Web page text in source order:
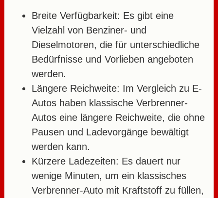
Breite Verfügbarkeit: Es gibt eine
Vielzahl von Benziner- und
Dieselmotoren, die für unterschiedliche
Bedürfnisse und Vorlieben angeboten
werden.
Längere Reichweite: Im Vergleich zu E-
Autos haben klassische Verbrenner-
Autos eine längere Reichweite, die ohne
Pausen und Ladevorgänge bewältigt
werden kann.
Kürzere Ladezeiten: Es dauert nur
wenige Minuten, um ein klassisches
Verbrenner-Auto mit Kraftstoff zu füllen,